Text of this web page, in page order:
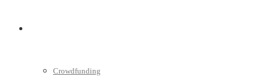
Crowdfunding